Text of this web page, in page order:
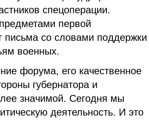
спецоперации.
первой
со словами поддержки
военных.
форума, его качественное
губернатора и
значимой. Сегодня мы
деятельность. И это